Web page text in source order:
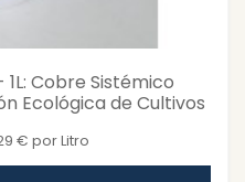
Cobre Sistémico
Ecológica de Cultivos
€ por Litro